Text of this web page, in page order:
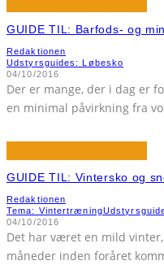
GUIDE TIL: Barfods- og
Redaktionen
Udstyrsguides: Løbesko
04/10/2016
Der er mange, der i dag er
en minimal påvirkning fra
GUIDE TIL: Vintersko og
Redaktionen
Tema: Vintertræning
04/10/2016
Det har været en mild
måneder inden foråret